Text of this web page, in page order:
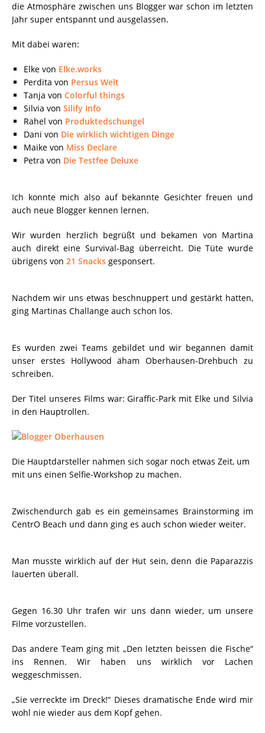
die Atmosphäre zwischen uns Blogger war schon im letzten
Jahr super entspannt und ausgelassen.
Mit dabei waren:
Elke von Elke.works
Perdita von Persus Welt
Tanja von Colorful things
Silvia von Silify Info
Rahel von Produktedschungel
Dani von Die wirklich wichtigen Dinge
Maike von Miss Declare
Petra von Die Testfee Deluxe
Ich konnte mich also auf bekannte Gesichter freuen und
auch neue Blogger kennen lernen.
Wir wurden herzlich begrüßt und bekamen von Martina
auch direkt eine Survival-Bag überreicht. Die Tüte wurde
übrigens von 21 Snacks gesponsert.
Nachdem wir uns etwas beschnuppert und gestärkt hatten,
ging Martinas Challange auch schon los.
Es wurden zwei Teams gebildet und wir begannen damit
unser erstes Hollywood äham Oberhausen-Drehbuch zu
schreiben.
Der Titel unseres Films war: Giraffic-Park mit Elke und Silvia
in den Hauptrollen.
Die Hauptdarsteller nahmen sich sogar noch etwas Zeit, um
mit uns einen Selfie-Workshop zu machen.
Zwischendurch gab es ein gemeinsames Brainstorming im
CentrO Beach und dann ging es auch schon wieder weiter.
Man musste wirklich auf der Hut sein, denn die Paparazzis
lauerten überall.
Gegen 16.30 Uhr trafen wir uns dann wieder, um unsere
Filme vorzustellen.
Das andere Team ging mit „Den letzten beissen die Fische“
ins Rennen. Wir haben uns wirklich vor Lachen
weggeschmissen.
„Sie verreckte im Dreck!“ Dieses dramatische Ende wird mir
wohl nie wieder aus dem Kopf gehen.